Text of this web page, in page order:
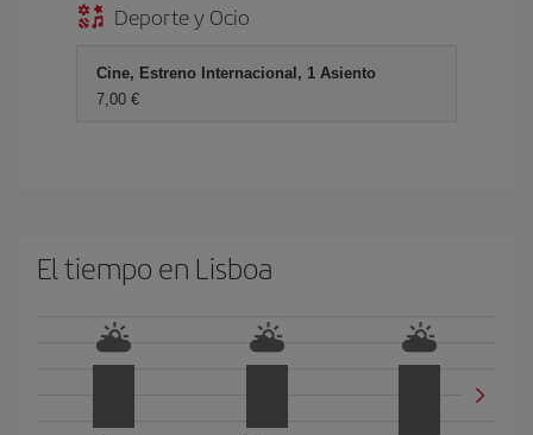
Deporte y Ocio
Cine, Estreno Internacional, 1 Asiento
7,00 €
El tiempo en Lisboa